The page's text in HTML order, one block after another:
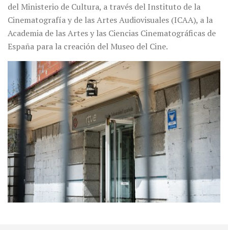
del Ministerio de Cultura, a través del Instituto de la
Cinematografía y de las Artes Audiovisuales (ICAA), a la
Academia de las Artes y las Ciencias Cinematográficas de
España para la creación del Museo del Cine.